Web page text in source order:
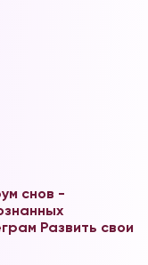
снов -
Развить свои